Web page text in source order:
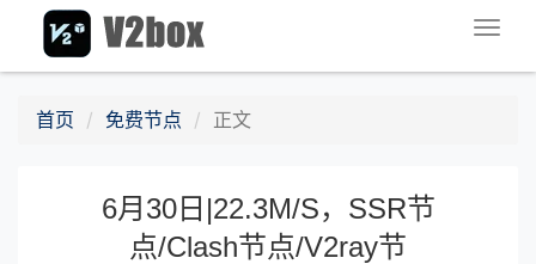
首页 免费节点 正文
6月30日|22.3M/S，SSR节
点/Clash节点/V2ray节